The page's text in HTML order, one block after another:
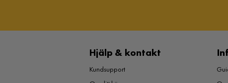
Hjälp & kontakt
Kundsupport